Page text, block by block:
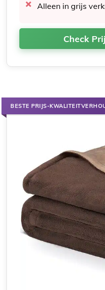
Alleen in grijs
Check
BESTE PRIJS-